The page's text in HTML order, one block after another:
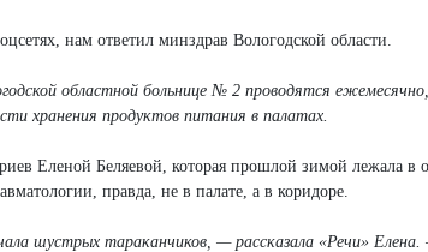
нам ответил минздрав Вологодской области.
областной больнице № 2 проводятся
хранения продуктов питания в палатах.
Еленой Беляевой, которая прошлой зимой лежала
правда, не в палате, а в коридоре.
шустрых тараканчиков, — рассказала «Речи»